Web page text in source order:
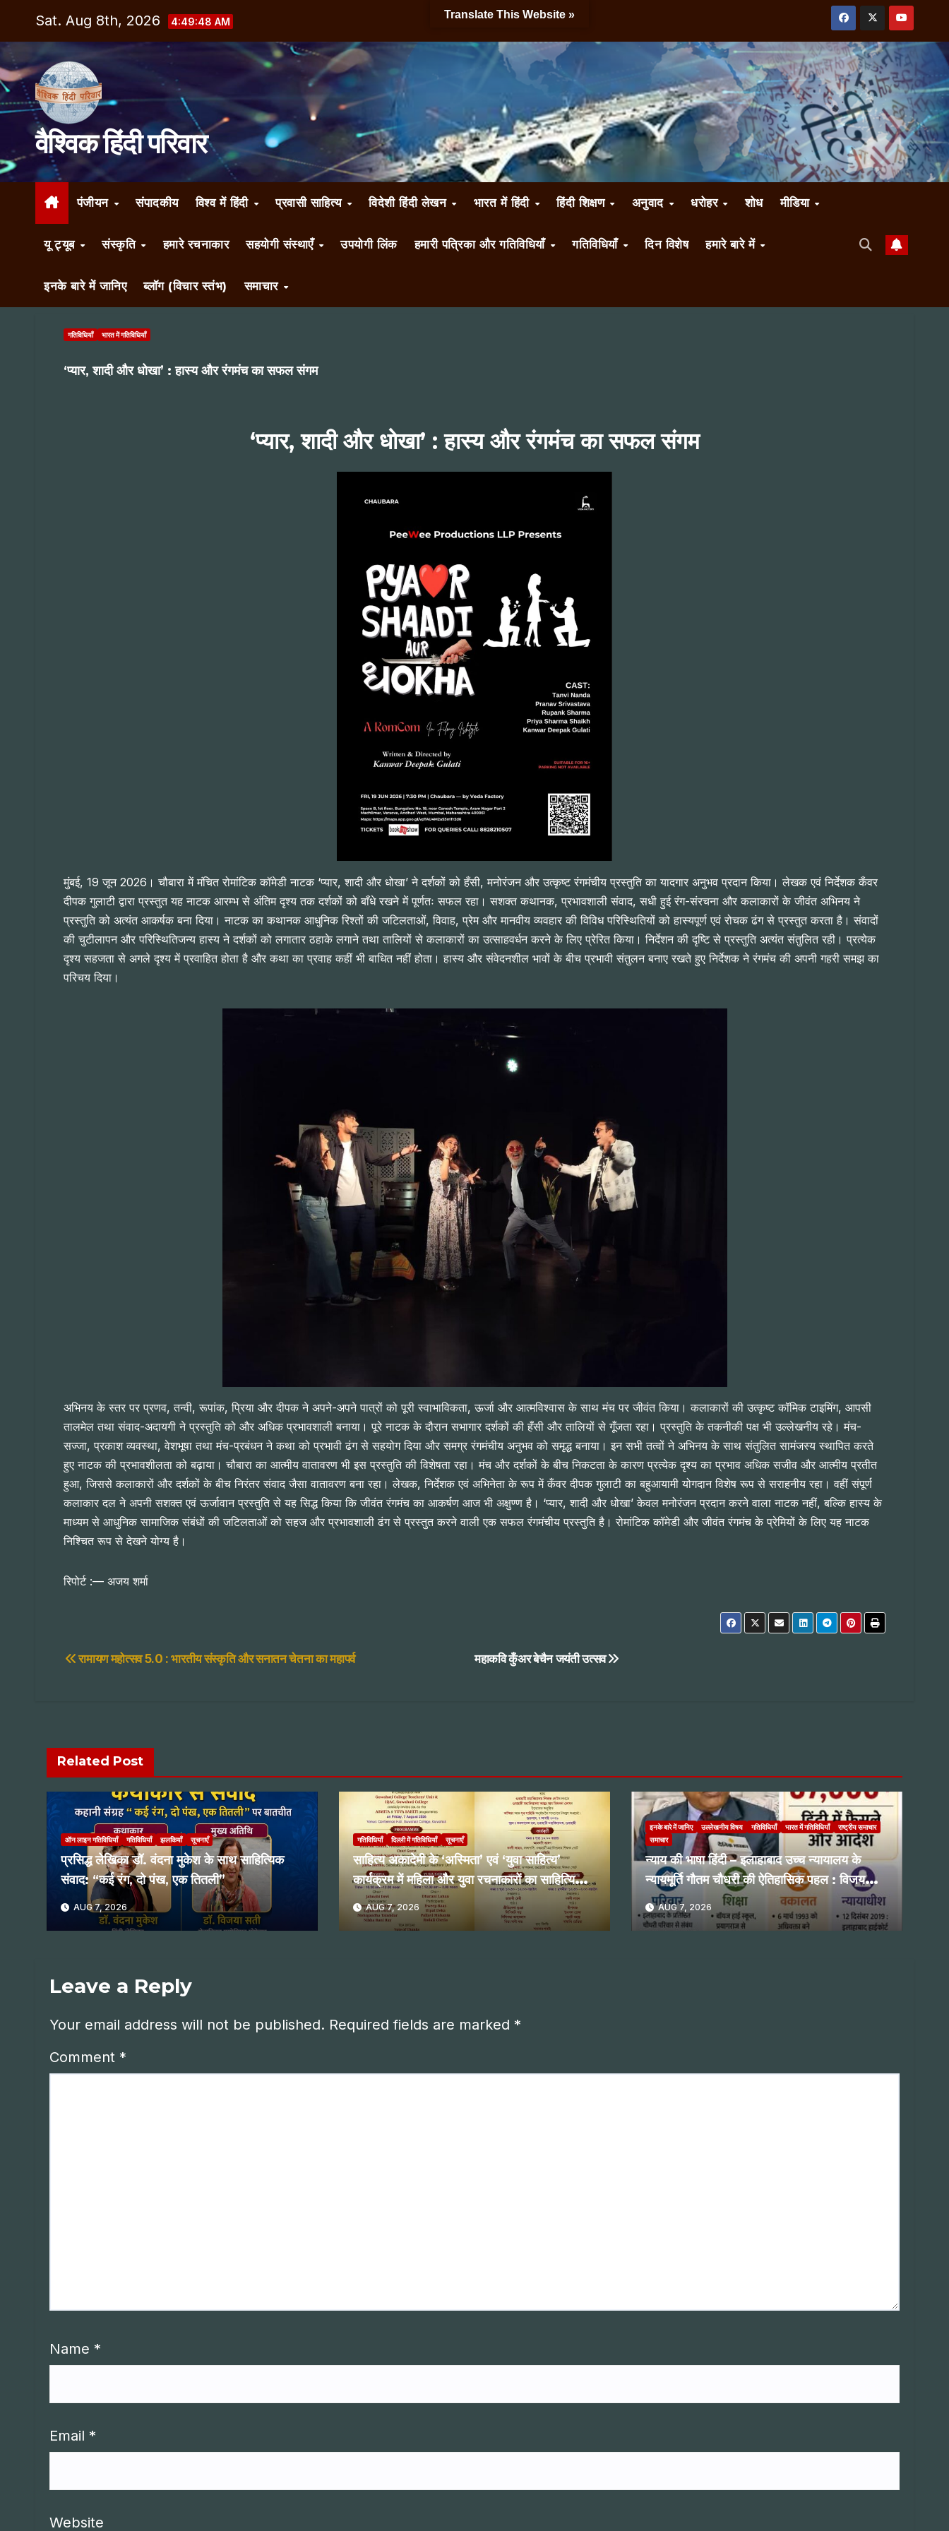
content
Sat. Aug 8th, 2026 4:49:49 AM
वैश्विक हिंदी परिवार
पंजीयन संपादकीय विश्व में हिंदी प्रवासी साहित्य विदेशी हिंदी लेखन भारत में हिंदी हिंदी शिक्षण अनुवाद धरोहर शोध मीडिया
यू ट्यूब संस्कृति हमारे रचनाकार सहयोगी संस्थाएँ उपयोगी लिंक हमारी पत्रिका और गतिविधियाँ गतिविधियाँ दिन विशेष हमारे बारे में
इनके बारे में जानिए ब्लॉग (विचार स्तंभ) समाचार
गतिविधियाँ भारत में गतिविधियाँ
‘प्यार, शादी और धोखा’ : हास्य और रंगमंच का सफल संगम
‘प्यार, शादी और धोखा’ : हास्य और रंगमंच का सफल संगम
मुंबई, 19 जून 2026। चौबारा में मंचित रोमांटिक कॉमेडी नाटक ‘प्यार, शादी और धोखा’ ने दर्शकों को हँसी, मनोरंजन और उत्कृष्ट रंगमंचीय प्रस्तुति का यादगार अनुभव प्रदान किया। लेखक एवं निर्देशक कँवर
दीपक गुलाटी द्वारा प्रस्तुत यह नाटक आरम्भ से अंतिम दृश्य तक दर्शकों को बाँधे रखने में पूर्णतः सफल रहा। सशक्त कथानक, प्रभावशाली संवाद, सधी हुई रंग-संरचना और कलाकारों के जीवंत अभिनय ने
प्रस्तुति को अत्यंत आकर्षक बना दिया। नाटक का कथानक आधुनिक रिश्तों की जटिलताओं, विवाह, प्रेम और मानवीय व्यवहार की विविध परिस्थितियों को हास्यपूर्ण एवं रोचक ढंग से प्रस्तुत करता है। संवादों
की चुटीलापन और परिस्थितिजन्य हास्य ने दर्शकों को लगातार ठहाके लगाने तथा तालियों से कलाकारों का उत्साहवर्धन करने के लिए प्रेरित किया। निर्देशन की दृष्टि से प्रस्तुति अत्यंत संतुलित रही। प्रत्येक
दृश्य सहजता से अगले दृश्य में प्रवाहित होता है और कथा का प्रवाह कहीं भी बाधित नहीं होता। हास्य और संवेदनशील भावों के बीच प्रभावी संतुलन बनाए रखते हुए निर्देशक ने रंगमंच की अपनी गहरी समझ का
परिचय दिया।
अभिनय के स्तर पर प्रणव, तन्वी, रूपांक, प्रिया और दीपक ने अपने-अपने पात्रों को पूरी स्वाभाविकता, ऊर्जा और आत्मविश्वास के साथ मंच पर जीवंत किया। कलाकारों की उत्कृष्ट कॉमिक टाइमिंग, आपसी
तालमेल तथा संवाद-अदायगी ने प्रस्तुति को और अधिक प्रभावशाली बनाया। पूरे नाटक के दौरान सभागार दर्शकों की हँसी और तालियों से गूँजता रहा। प्रस्तुति के तकनीकी पक्ष भी उल्लेखनीय रहे। मंच-
सज्जा, प्रकाश व्यवस्था, वेशभूषा तथा मंच-प्रबंधन ने कथा को प्रभावी ढंग से सहयोग दिया और समग्र रंगमंचीय अनुभव को समृद्ध बनाया। इन सभी तत्वों ने अभिनय के साथ संतुलित सामंजस्य स्थापित करते
हुए नाटक की प्रभावशीलता को बढ़ाया। चौबारा का आत्मीय वातावरण भी इस प्रस्तुति की विशेषता रहा। मंच और दर्शकों के बीच निकटता के कारण प्रत्येक दृश्य का प्रभाव अधिक सजीव और आत्मीय प्रतीत
हुआ, जिससे कलाकारों और दर्शकों के बीच निरंतर संवाद जैसा वातावरण बना रहा। लेखक, निर्देशक एवं अभिनेता के रूप में कँवर दीपक गुलाटी का बहुआयामी योगदान विशेष रूप से सराहनीय रहा। वहीं संपूर्ण
कलाकार दल ने अपनी सशक्त एवं ऊर्जावान प्रस्तुति से यह सिद्ध किया कि जीवंत रंगमंच का आकर्षण आज भी अक्षुण्ण है। ‘प्यार, शादी और धोखा’ केवल मनोरंजन प्रदान करने वाला नाटक नहीं, बल्कि हास्य के
माध्यम से आधुनिक सामाजिक संबंधों की जटिलताओं को सहज और प्रभावशाली ढंग से प्रस्तुत करने वाली एक सफल रंगमंचीय प्रस्तुति है। रोमांटिक कॉमेडी और जीवंत रंगमंच के प्रेमियों के लिए यह नाटक
निश्चित रूप से देखने योग्य है।
रिपोर्ट :— अजय शर्मा
Post
महाकवि कुँअर बेचैन जयंती उत्सव
रामायण महोत्सव 5.0 : भारतीय संस्कृति और सनातन चेतना का महापर्व
Related Post
ऑन लाइन गतिविधियाँ गतिविधियाँ झलकियाँ सूचनाएँ
प्रसिद्ध लेखिका डॉ. वंदना मुकेश के साथ साहित्यिक
संवाद: “कई रंग, दो पंख, एक तितली”
AUG 7, 2026
गतिविधियाँ दिल्ली में गतिविधियाँ सूचनाएँ
साहित्य अकादेमी के ‘अस्मिता’ एवं ‘युवा साहित्य’
कार्यक्रम में महिला और युवा रचनाकारों का साहित्यिक
पाठAUG 7, 2026
इनके बारे में जानिए उल्लेखनीय विषय गतिविधियाँ भारत में गतिविधियाँ
राष्ट्रीय समाचार
समाचार
न्याय की भाषा हिंदी – इलाहाबाद उच्च न्यायालय के
न्यायमूर्ति गौतम चौधरी की ऐतिहासिक पहल : विजय
प्रभाकर नगरकर
AUG 7, 2026
Leave a Reply
Your email address will not be published. Required fields are marked *
Comment *
Name *
Email *
Website
Translate This Website »